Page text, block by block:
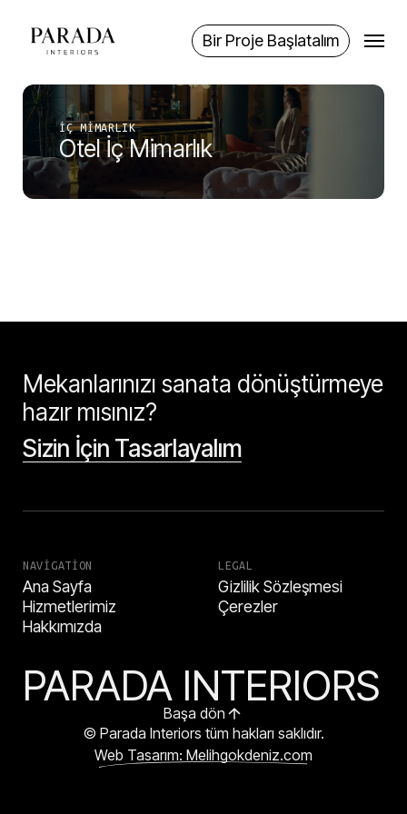
content
Bir Proje Başlatalım
Menu
İÇ MIMARLIK
Otel İç Mimarlık
Mekanlarınızı sanata dönüştürmeye
hazır mısınız?
Sizin İçin Tasarlayalım
NAVIGATION
Ana Sayfa
Hizmetlerimiz
Hakkımızda
LEGAL
Gizlilik Sözleşmesi
Çerezler
PARADA INTERIORS
Başa dön
© Parada Interiors tüm hakları saklıdır.
Web Tasarım: Melihgokdeniz.com